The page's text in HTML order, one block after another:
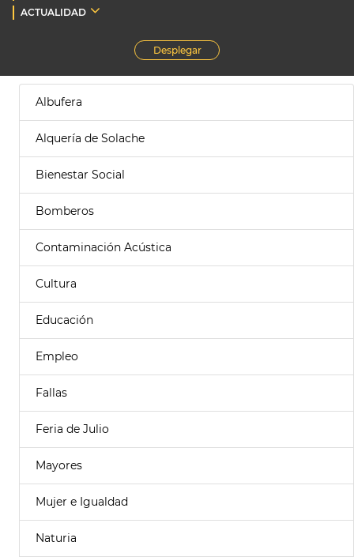
ACTUALIDAD
Desplegar
Albufera
Alquería de Solache
Bienestar Social
Bomberos
Contaminación Acústica
Cultura
Educación
Empleo
Fallas
Feria de Julio
Mayores
Mujer e Igualdad
Naturia